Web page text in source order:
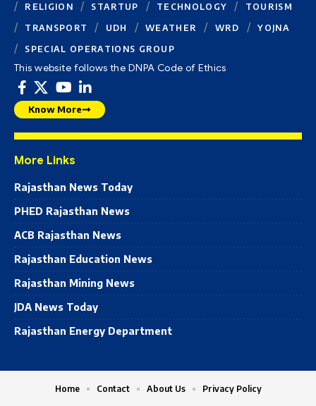
RELIGION
STARTUP TECHNOLOGY
TOURISM
TRANSPORT
UDH WEATHER WRD
YOJNA
SPECIAL OPERATIONS GROUP
This website follows the DNPA Code of Ethics
Know More
More Links
Rajasthan News Today
PHED Rajasthan News
ACB Rajasthan News
Rajasthan Education News
Rajasthan Mining News
JDA News Today
Rajasthan Energy Department
Home Contact About Us Privacy Policy